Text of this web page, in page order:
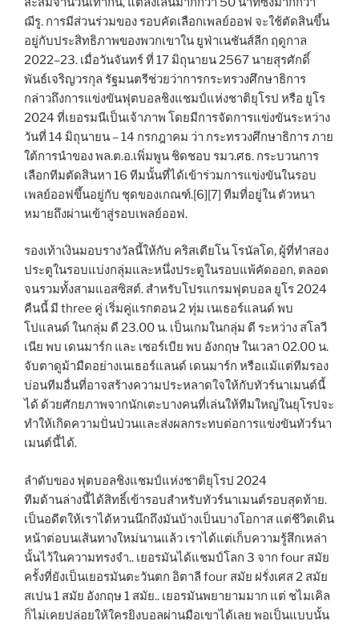
ฌีรู. การมีส่วนร่วมของ รอบคัดเลือกเพลย์ออฟ จะใช้ตัดสินขึ้น
อยู่กับประสิทธิภาพของพวกเขาใน ยูฟ่าเนชันส์ลีก ฤดูกาล
2022–23. เมื่อวันจันทร์ ที่ 17 มิถุนายน 2567 นายสุรศักดิ์
พันธ์เจริญวรกุล รัฐมนตรีช่วยว่าการกระทรวงศึกษาธิการ
กล่าวถึงการแข่งขันฟุตบอลชิงแชมป์แห่งชาติยุโรป หรือ ยูโร
2024 ที่เยอรมนีเป็นเจ้าภาพ โดยมีการจัดการแข่งขันระหว่าง
วันที่ 14 มิถุนายน – 14 กรกฎาคม ว่า กระทรวงศึกษาธิการ ภาย
ใต้การนำของ พล.ต.อ.เพิ่มพูน ชิดชอบ รมว.ศธ. กระบวนการ
เลือกทีมตัดสินหา 16 ทีมนั้นที่ได้เข้าร่วมการแข่งขันในรอบ
เพลย์ออฟขึ้นอยู่กับ ชุดของเกณฑ์.[6][7] ทีมที่อยู่ใน ตัวหนา
หมายถึงผ่านเข้าสู่รอบเพลย์ออฟ.
รองเท้าเงินมอบรางวัลนี้ให้กับ คริสเตียโน โรนัลโด, ผู้ที่ทำสอง
ประตูในรอบแบ่งกลุ่มและหนึ่งประตูในรอบแพ้คัดออก, ตลอด
จนรวมทั้งสามแอสซิสต์. สำหรับโปรแกรมฟุตบอล ยูโร 2024
คืนนี้ มี three คู่ เริ่มคู่แรกตอน 2 ทุ่ม เนเธอร์แลนด์ พบ
โปแลนด์ ในกลุ่ม ดี 23.00 น. เป็นเกมในกลุ่ม ดี ระหว่าง สโลวี
เนีย พบ เดนมาร์ก และ เซอร์เบีย พบ อังกฤษ ในเวลา 02.00 น.
จับตาดูม้ามืดอย่างเนเธอร์แลนด์ เดนมาร์ก หรือแม้แต่ทีมรอง
บ่อนทีมอื่นที่อาจสร้างความประหลาดใจให้กับทัวร์นาเมนต์นี้
ได้ ด้วยศักยภาพจากนักเตะบางคนที่เล่นให้ทีมใหญ่ในยุโรปจะ
ทำให้เกิดความปั่นป่วนและส่งผลกระทบต่อการแข่งขันทัวร์นา
เมนต์นี้ได้.
ลำดับของ ฟุตบอลชิงแชมป์แห่งชาติยุโรป 2024
ทีมด้านล่างนี้ได้สิทธิ์เข้ารอบสำหรับทัวร์นาเมนต์รอบสุดท้าย.
เป็นอดีตให้เราได้หวนนึกถึงมันบ้างเป็นบางโอกาส แต่ชีวิตเดิน
หน้าต่อบนเส้นทางใหม่นานแล้ว เราได้แต่เก็บความรู้สึกเหล่า
นั้นไว้ในความทรงจำ.. เยอรมันได้แชมป์โลก 3 จาก four สมัย
ครั้งที่ยังเป็นเยอรมันตะวันตก อิตาลี four สมัย ฝรั่งเศส 2 สมัย
สเปน 1 สมัย อังกฤษ 1 สมัย.. เยอรมันพยายามมาก แต่ ชไมเคิล
ก็ไม่เคยปล่อยให้ใครยิงบอลผ่านมือเขาได้เลย พอเป็นแบบนั้น